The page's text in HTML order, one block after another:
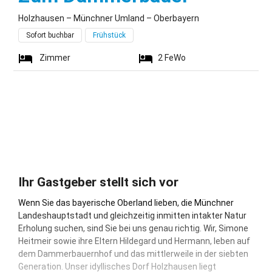
Holzhausen – Münchner Umland – Oberbayern
Sofort buchbar Frühstück
Zimmer 2 FeWo
Ihr Gastgeber stellt sich vor
Wenn Sie das bayerische Oberland lieben, die Münchner
Landeshauptstadt und gleichzeitig inmitten intakter Natur
Erholung suchen, sind Sie bei uns genau richtig. Wir, Simone
Heitmeir sowie ihre Eltern Hildegard und Hermann, leben auf
dem Dammerbauernhof und das mittlerweile in der siebten
Generation. Unser idyllisches Dorf Holzhausen liegt